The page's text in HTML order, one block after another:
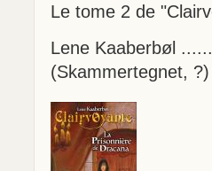
Le tome 2 de
Lene Kaaberbøl
(Skammertegnet, ?)